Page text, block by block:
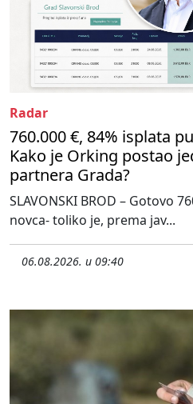
Radar
760.000 €, 84% isplata
Kako je Orking postao
partnera Grada?
SLAVONSKI BROD – Gotovo
novca- toliko je, prema jav...
06.08.2026. u 09:40